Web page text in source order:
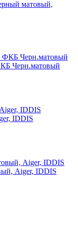
матовый,
Черн.матовый
IDDIS
Aiger, IDDIS